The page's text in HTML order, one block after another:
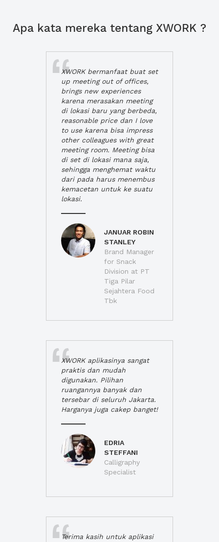
Apa kata mereka tentang XWORK ?
XWORK bermanfaat buat set
up meeting out of offices,
brings new experiences
karena merasakan meeting
di lokasi baru yang berbeda,
reasonable price dan I love
to use karena bisa impress
other colleagues with great
meeting room. Meeting bisa
di set di lokasi mana saja,
sehingga menghemat waktu
dari pada harus menembus
kemacetan untuk ke suatu
lokasi.
JANUAR ROBIN
STANLEY
Brand Manager
for Snack
Division at PT
Tiga Pilar
Sejahtera Food
Tbk
XWORK aplikasinya sangat
praktis dan mudah
digunakan. Pilihan
ruangannya banyak dan
tersebar di seluruh Jakarta.
Harganya juga cakep banget!
EDRIA
STEFFANI
Calligraphy
Specialist
Terima kasih untuk aplikasi